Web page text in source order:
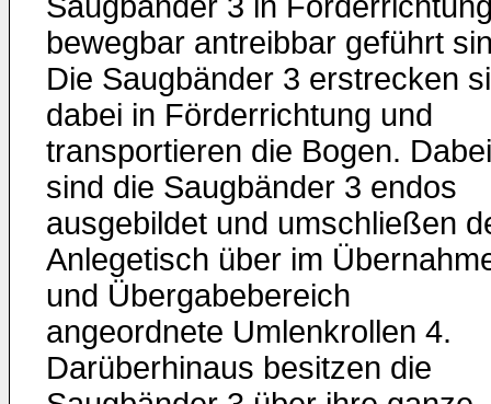
bewegbar antreibbar geführt
Die Saugbänder 3 erstrecken
dabei in Förderrichtung und
transportieren die Bogen. Dabei
sind die Saugbänder 3 endos
ausgebildet und umschließen
Anlegetisch über im
und Übergabebereich
angeordnete Umlenkrollen 4.
Darüberhinaus besitzen die